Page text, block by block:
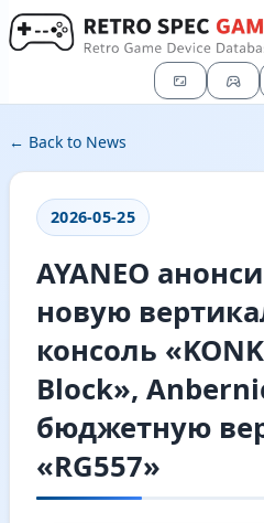
← Back to News
2026-05-25
AYANEO
новую
консоль
Block»,
бюджетную
«RG557»